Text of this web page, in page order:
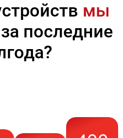
мы
за последние